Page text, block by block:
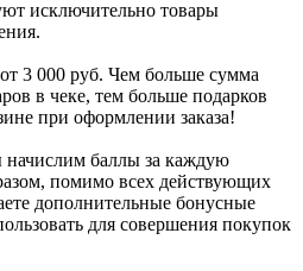
исключительно товары
3 000 руб. Чем больше сумма
в чеке, тем больше подарков
при оформлении заказа!
баллы за каждую
помимо всех действующих
дополнительные бонусные
для совершения покупок